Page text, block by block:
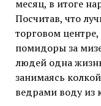
месяц, в итоге
Посчитав, что
торговом
помидоры за
людей одна
занимаясь
ведрами воду